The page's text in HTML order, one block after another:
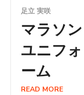
足立 実咲
マラソン
ユニフォ
ーム
READ MORE